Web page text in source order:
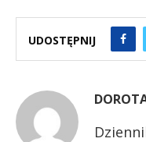
UDOSTĘPNIJ